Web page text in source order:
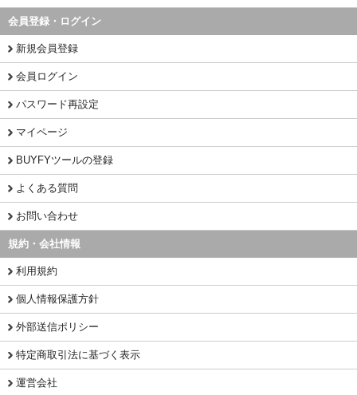
会員登録・ログイン
新規会員登録
会員ログイン
パスワード再設定
マイページ
BUYFYツールの登録
よくある質問
お問い合わせ
規約・会社情報
利用規約
個人情報保護方針
外部送信ポリシー
特定商取引法に基づく表示
運営会社